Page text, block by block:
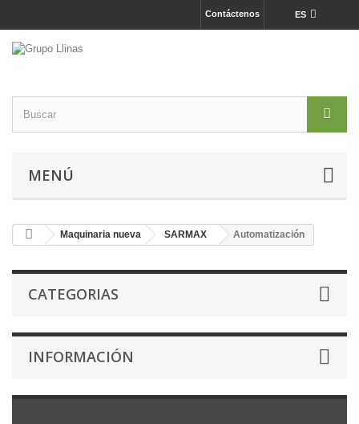
ES
Contáctenos
MENÚ
Maquinaria nueva SARMAX Automatización
CATEGORIAS
INFORMACIÓN